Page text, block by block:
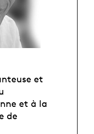
et
et à la
de